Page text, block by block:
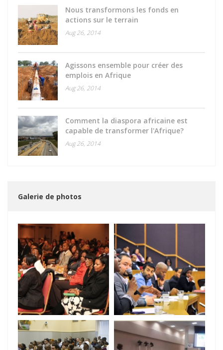
Nous transformons les fonds en
actions sur le terrain
Aug 26, 2014
Agissons ensemble pour créer des
emplois en Afrique
Aug 26, 2014
Comment la diaspora africaine est
capable de transformer l'Afrique?
Aug 26, 2014
Galerie de photos